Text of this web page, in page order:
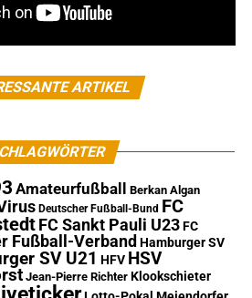
ARTIKEL
Amateurfußball Berkan Algan
Deutscher Fußball-Bund FC
FC Sankt Pauli U23 FC
Fußball-Verband Hamburger SV
SV U21 HFV HSV
Jean-Pierre Richter Klookschieter